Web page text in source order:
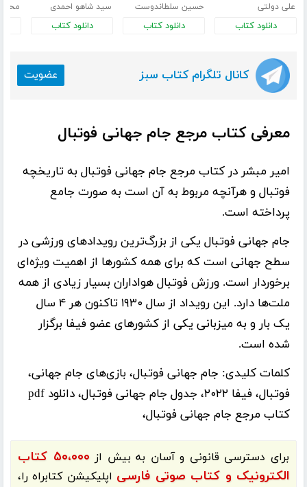
علی دولتی
دانلود کتاب
حسین سلطاندوست
دانلود کتاب
سید شاهو احمدی
دانلود کتاب
کانال تلگرام کتاب سبز عضویت
معرفی کتاب مرجع جام جهانی فوتبال
امیر مبشر در کتاب مرجع جام جهانی فوتبال به تاریخچه
فوتبال و هرآنچه مربوط به آن است به صورت جامع
پرداخته است.
جام جهانی فوتبال یکی از بزرگ‌ترین رویدادهای ورزشی در
سطح جهانی است که برای همه کشورها از اهمیت ویژه‌ای
برخوردار است. ورزش فوتبال هواداران بسیار زیادی از همه
ملت‌ها دارد. این رویداد از سال ۱۹۳۰ تاکنون هر ۴ سال
یک بار و به میزبانی یکی از کشورهای عضو فیفا برگزار
شده است.
کلمات کلیدی: جام جهانی فوتبال، بازی‌های جام جهانی،
فوتبال، فیفا ۲۰۲۲، جدول جام جهانی فوتبال، دانلود pdf
کتاب مرجع جام جهانی فوتبال،
برای دسترسی قانونی و آسان به بیش از
۵۰،۰۰۰ کتاب
الکترونیک و کتاب صوتی فارسی اپلیکیشنکتابراهرا،